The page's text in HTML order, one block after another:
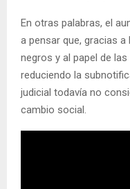
En otras palabras, el
a pensar que, gracias
negros y al papel de
reduciendo la
judicial todavía no
cambio social.